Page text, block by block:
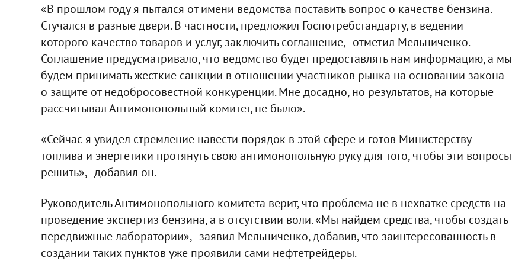
«В прошлом году я пытался от имени ведомства поставить вопрос о качестве бензина.
Стучался в разные двери. В частности, предложил Госпотребстандарту, в ведении
которого качество товаров и услуг, заключить соглашение, - отметил Мельниченко. -
Соглашение предусматривало, что ведомство будет предоставлять нам информацию, а мы
будем принимать жесткие санкции в отношении участников рынка на основании закона
о защите от недобросовестной конкуренции. Мне досадно, но результатов, на которые
рассчитывал Антимонопольный комитет, не было».
«Сейчас я увидел стремление навести порядок в этой сфере и готов Министерству
топлива и энергетики протянуть свою антимонопольную руку для того, чтобы эти вопросы
решить», - добавил он.
Руководитель Антимонопольного комитета верит, что проблема не в нехватке средств на
проведение экспертиз бензина, а в отсутствии воли. «Мы найдем средства, чтобы создать
передвижные лаборатории», - заявил Мельниченко, добавив, что заинтересованность в
создании таких пунктов уже проявили сами нефтетрейдеры.